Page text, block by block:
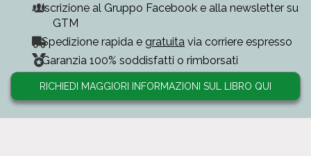
Iscrizione al Gruppo Facebook e alla newsletter su
GTM
Spedizione rapida e gratuita via corriere espresso
Garanzia 100% soddisfatti o rimborsati
RICHIEDI MAGGIORI INFORMAZIONI SUL LIBRO QUI